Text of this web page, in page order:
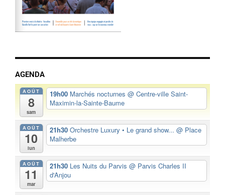
AGENDA
AOÛT
8
sam
19h00 Marchés nocturnes @ Centre-ville Saint-
Maximin-la-Sainte-Baume
AOÛT
10
lun
21h30 Orchestre Luxury • Le grand show... @ Place
Malherbe
AOÛT
11
mar
21h30 Les Nuits du Parvis @ Parvis Charles II
d'Anjou